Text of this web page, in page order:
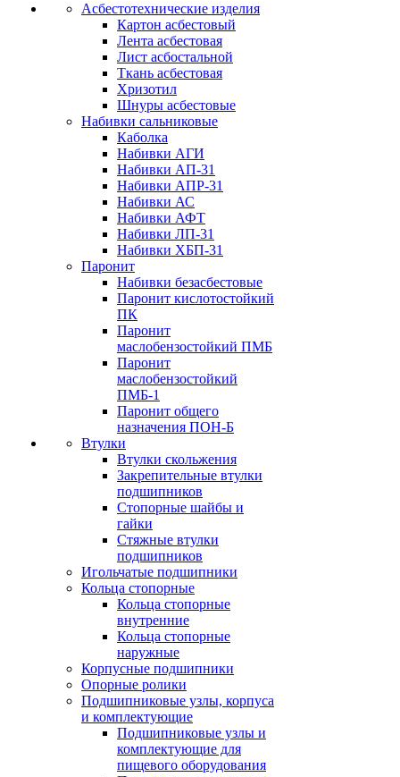
Асбестотехнические изделия
Картон асбестовый
Лента асбестовая
Лист асбостальной
Ткань асбестовая
Хризотил
Шнуры асбестовые
Набивки сальниковые
Каболка
Набивки АГИ
Набивки АП-31
Набивки АПР-31
Набивки АС
Набивки АФТ
Набивки ЛП-31
Набивки ХБП-31
Паронит
Набивки безасбестовые
Паронит кислотостойкий
ПК
Паронит
маслобензостойкий ПМБ
Паронит
маслобензостойкий
ПМБ-1
Паронит общего
назначения ПОН-Б
Втулки
Втулки скольжения
Закрепительные втулки
подшипников
Стопорные шайбы и
гайки
Стяжные втулки
подшипников
Игольчатые подшипники
Кольца стопорные
Кольца стопорные
внутренние
Кольца стопорные
наружные
Корпусные подшипники
Опорные ролики
Подшипниковые узлы, корпуса
и комплектующие
Подшипниковые узлы и
комплектующие для
пищевого оборудования